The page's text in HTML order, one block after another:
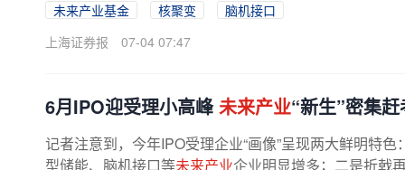
未来产业基金 核聚变
脑机接口
上海证券报
07-04 07:47
6月IPO迎受理小高峰未来产业“新生”密集赶
记者注意到，今年IPO受理企业“画像”呈现两大鲜明特色
型储能、脑机接口等未来产业企业明显增多；二是折戟